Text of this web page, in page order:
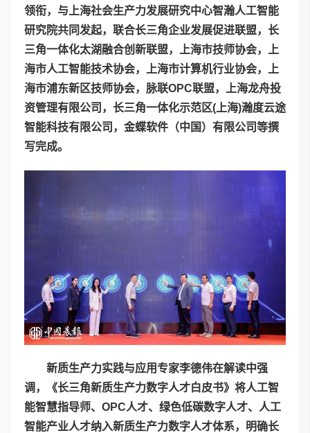
领衔，与上海社会生产力发展研究中心智瀚人工智能
研究院共同发起，联合长三角企业发展促进联盟，长
三角一体化太湖融合创新联盟，上海市技师协会，上
海市人工智能技术协会，上海市计算机行业协会，上
海市浦东新区技师协会，脉联OPC联盟，上海龙舟投
资管理有限公司，长三角一体化示范区( 上海)瀚度云途
智能科技有限公司，金蝶软件（中国）有限公司等撰
写完成。
新质生产力实践与应用专家李德伟在解读中强
调，《长三角新质生产力数字人才白皮书》将人工智
能智慧指导师、 OPC人才、绿色低碳数字人才、人工
智能产业人才纳入新质生产力数字人才体系，明确长